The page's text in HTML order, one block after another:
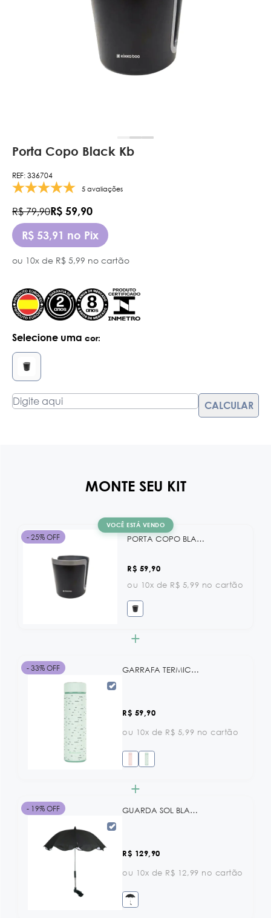
Porta Copo Black Kb
REF: 336704
5 avaliações
R$ 79,90R$ 59,90
R$ 53,91 no Pix
ou 10x de R$ 5,99 no cartão
Selecione uma cor:
MONTE SEU KIT
VOCÊ ESTÁ VENDO
PORTA COPO BLACK KB
R$ 59,90
ou 10x de R$ 5,99 no cartão
- 25% OFF
+
GARRAFA TERMICA 500ML SAVANNA PINK KB
R$ 59,90
ou 10x de R$ 5,99 no cartão
- 33% OFF
+
GUARDA SOL BLACK KB
R$ 129,90
ou 10x de R$ 12,99 no cartão
- 19% OFF